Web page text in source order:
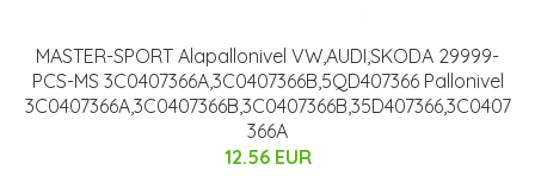
MASTER-SPORT Alapallonivel VW,AUDI,SKODA 29999-
PCS-MS 3C0407366A,3C0407366B,5QD407366 Pallonivel
3C0407366A,3C0407366B,3C0407366B,35D407366,3C0407
366A
12.56 EUR